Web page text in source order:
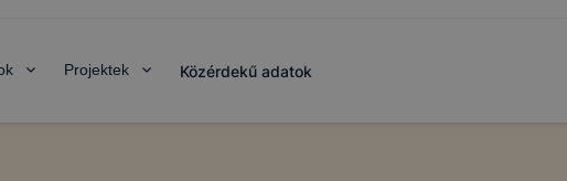
Projektek Közérdekű adatok